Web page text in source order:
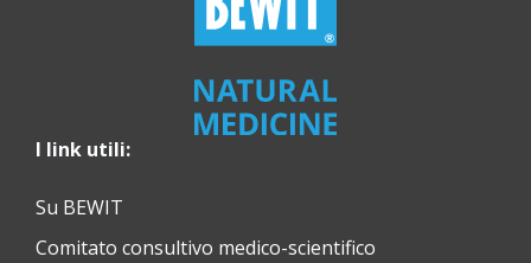
I link utili:
Su BEWIT
Comitato consultivo medico-scientifico